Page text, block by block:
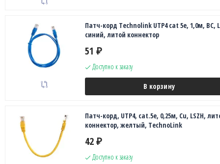
Патч-корд Technolink UTP4 cat 5e, 1,0м, ВС,
синий, литой коннектор
51 ₽
Доступно к заказу
В корзину
Патч-корд, UTP4, cat.5e, 0,25м, Сu, LSZH,
коннектор, желтый, TechnoLink
42 ₽
Доступно к заказу